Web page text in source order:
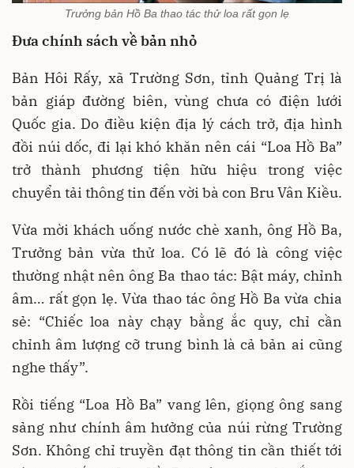
Trưởng bản Hồ Ba thao tác thử loa rất gọn lẹ
Đưa chính sách về bản nhỏ
Bản Hôi Rấy, xã Trường Sơn, tỉnh Quảng Trị là
bản giáp đường biên, vùng chưa có điện lưới
Quốc gia. Do điều kiện địa lý cách trở, địa hình
đồi núi dốc, đi lại khó khăn nên cái “Loa Hồ Ba”
trở thành phương tiện hữu hiệu trong việc
chuyển tải thông tin đến vời bà con Bru Vân Kiều.
Vừa mời khách uống nước chè xanh, ông Hồ Ba,
Trưởng bản vừa thử loa. Có lẽ đó là công việc
thường nhật nên ông Ba thao tác: Bật máy, chỉnh
âm… rất gọn lẹ. Vừa thao tác ông Hồ Ba vừa chia
sẻ: “Chiếc loa này chạy bằng ắc quy, chỉ cần
chỉnh âm lượng cỡ trung bình là cả bản ai cũng
nghe thấy”.
Rồi tiếng “Loa Hồ Ba” vang lên, giọng ông sang
sảng như chính âm hưởng của núi rừng Trường
Sơn. Không chỉ truyền đạt thông tin cần thiết tới